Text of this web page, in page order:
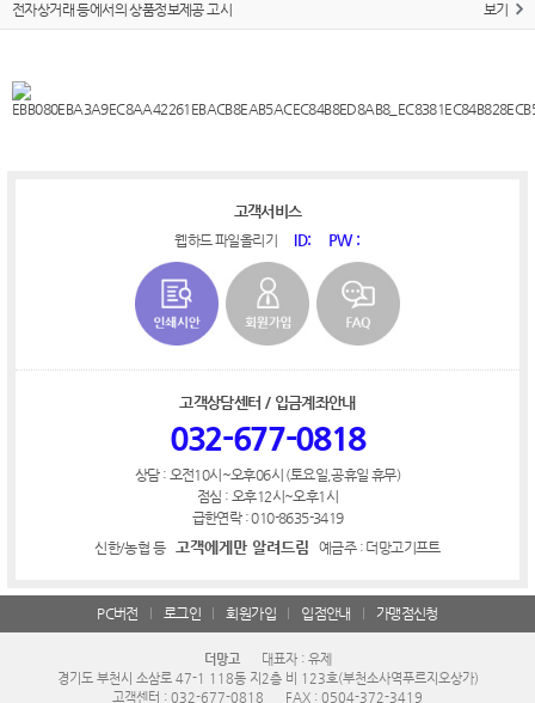
전자상거래 등에서의 상품정보제공 고시 보기
고객서비스
웹하드 파일올리기 ID: PW :
고객상담센터 / 입금계좌안내
032-677-0818
상담 : 오전10시~오후06시 (토요일,공휴일 휴무)
점심 : 오후12시~오후1시
급한연락 : 010-8635-3419
신한/농협 등
고객에게만 알려드림 예금주 : 더망고기프트
PC버전 로그인 회원가입 입점안내 가맹점신청
더망고
대표자 : 유제
경기도 부천시 소삼로 47-1 118동 지2층 비 123호(부천소사역푸르지오상가)
고객센터 : 032-677-0818
FAX : 0504-372-3419